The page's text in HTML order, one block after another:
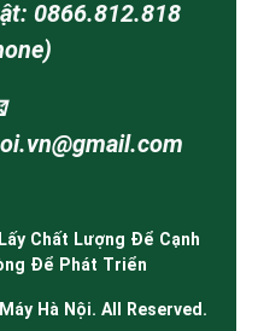
0866.812.818
Chất Lượng Để Cạnh
Để Phát Triển
Hà Nội. All Reserved.